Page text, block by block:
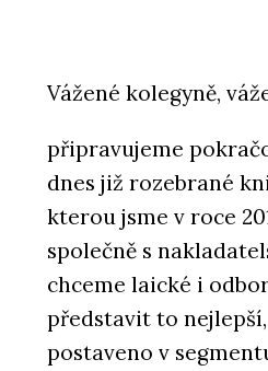
Vážené kolegyně,
připravujeme
dnes již rozebrané
kterou jsme v roce
společně s
chceme laické i
představit to
postaveno v